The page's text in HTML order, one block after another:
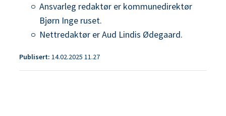
Ansvarleg redaktør er kommunedirektør
Bjørn Inge ruset.
Nettredaktør er Aud Lindis Ødegaard.
Publisert 14.02.2025 11.27